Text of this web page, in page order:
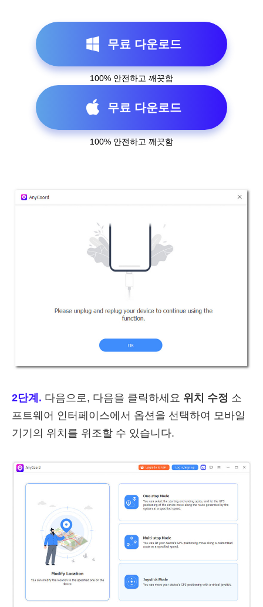
무료 다운로드
100% 안전하고 깨끗함
무료 다운로드
100% 안전하고 깨끗함
2단계. 다음으로, 다음을 클릭하세요 위치 수정 소
프트웨어 인터페이스에서 옵션을 선택하여 모바일
기기의 위치를 위조할 수 있습니다.